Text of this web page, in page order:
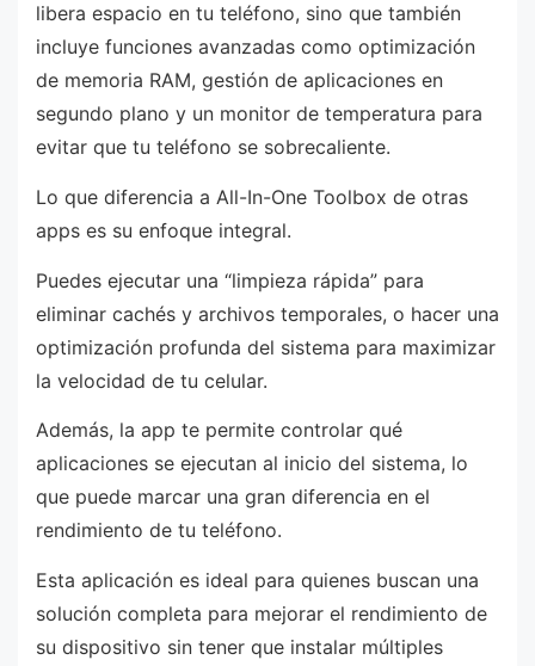
libera espacio en tu teléfono, sino que también
incluye funciones avanzadas como optimización
de memoria RAM, gestión de aplicaciones en
segundo plano y un monitor de temperatura para
evitar que tu teléfono se sobrecaliente.
Lo que diferencia a All-In-One Toolbox de otras
apps es su enfoque integral.
Puedes ejecutar una “limpieza rápida” para
eliminar cachés y archivos temporales, o hacer una
optimización profunda del sistema para maximizar
la velocidad de tu celular.
Además, la app te permite controlar qué
aplicaciones se ejecutan al inicio del sistema, lo
que puede marcar una gran diferencia en el
rendimiento de tu teléfono.
Esta aplicación es ideal para quienes buscan una
solución completa para mejorar el rendimiento de
su dispositivo sin tener que instalar múltiples